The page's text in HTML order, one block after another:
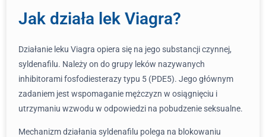
Jak działa lek Viagra?
Działanie leku Viagra opiera się na jego substancji czynnej,
syldenafilu. Należy on do grupy leków nazywanych
inhibitorami fosfodiesterazy typu 5 (PDE5). Jego głównym
zadaniem jest wspomaganie mężczyzn w osiągnięciu i
utrzymaniu wzwodu w odpowiedzi na pobudzenie seksualne.
Mechanizm działania syldenafilu polega na blokowaniu